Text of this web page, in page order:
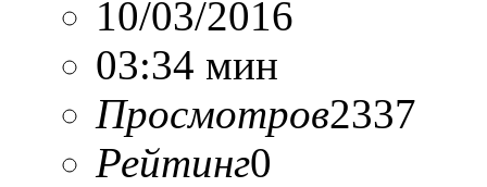
10/03/2016
03:34 мин
Просмотров2337
Рейтинг0